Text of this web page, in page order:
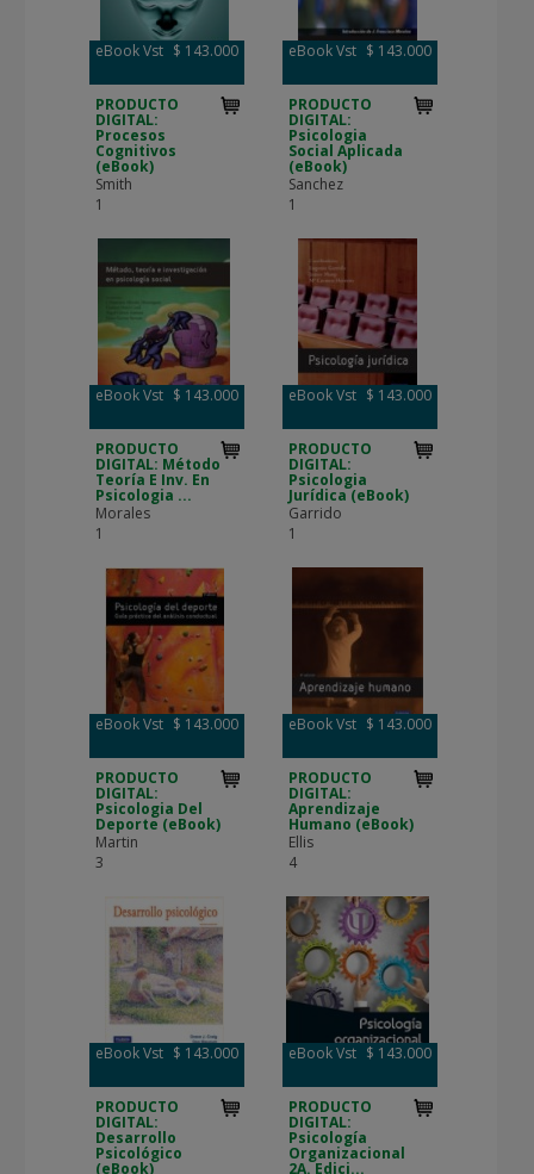
eBook Vst $ 143.000
PRODUCTO
DIGITAL:
Procesos
Cognitivos
(eBook)
Smith
1
eBook Vst $ 143.000
PRODUCTO
DIGITAL:
Psicologia
Social Aplicada
(eBook)
Sanchez
1
eBook Vst $ 143.000
PRODUCTO
DIGITAL: Método
Teoría E Inv. En
Psicologia ...
Morales
1
eBook Vst $ 143.000
PRODUCTO
DIGITAL:
Psicologia
Jurídica (eBook)
Garrido
1
eBook Vst $ 143.000
PRODUCTO
DIGITAL:
Psicologia Del
Deporte (eBook)
Martin
3
eBook Vst $ 143.000
PRODUCTO
DIGITAL:
Aprendizaje
Humano (eBook)
Ellis
4
eBook Vst $ 143.000
PRODUCTO
DIGITAL:
Desarrollo
Psicológico
(eBook)
eBook Vst $ 143.000
PRODUCTO
DIGITAL:
Psicología
Organizacional
2A. Edici...